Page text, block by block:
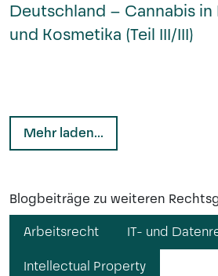
Deutschland – Cannabis
und Kosmetika (Teil III/III)
Mehr laden...
Blogbeiträge zu weiteren
Arbeitsrecht
IT- und
Intellectual Property